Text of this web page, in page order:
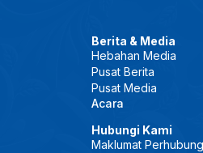
Berita & Media
Hebahan Media
Pusat Berita
Pusat Media
Acara
Hubungi Kami
Maklumat